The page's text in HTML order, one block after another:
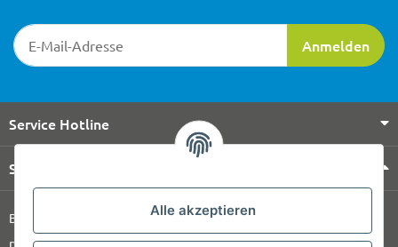
Alle akzeptieren
Newsletter-Registrierung
Anmelden
Service Hotline
Shop Service
Barrierefreiheitserklärung